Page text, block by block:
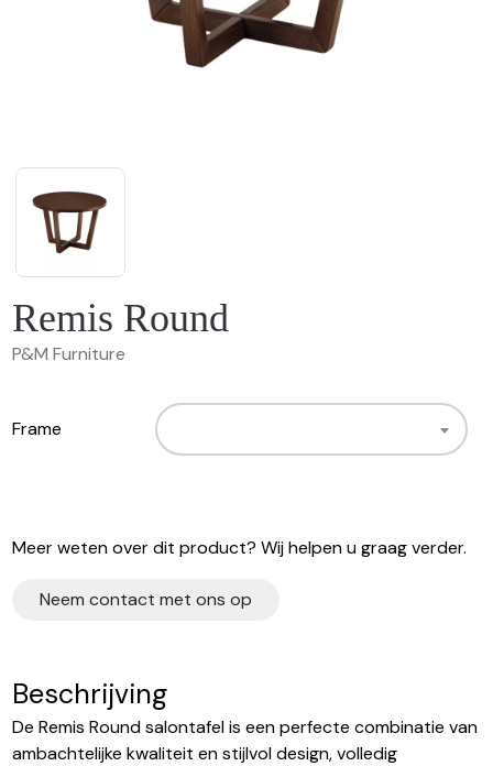
Remis Round
P&M Furniture
Frame
Meer weten over dit product? Wij helpen u graag verder.
Neem contact met ons op
Beschrijving
De Remis Round salontafel is een perfecte combinatie van
ambachtelijke kwaliteit en stijlvol design, volledig